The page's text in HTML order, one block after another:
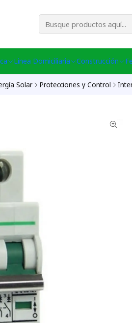
Linea Domiciliaria Construcción
Solar Protecciones y Control